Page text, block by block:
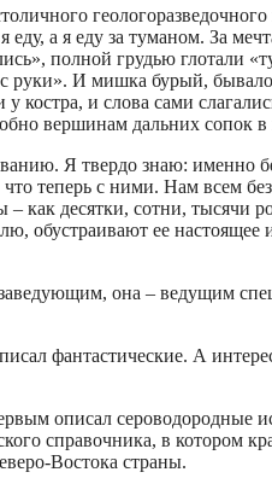
а я еду за туманом. За
полной грудью глотали
руки». И мишка бурый,
и слова сами
вершинам дальних сопок
Я твердо знаю: именно
теперь с ними. Нам всем без
как десятки, сотни, тысячи
обустраивают ее настоящее
она – ведущим
фантастические. А
описал сероводородные
справочника, в котором
Востока страны.